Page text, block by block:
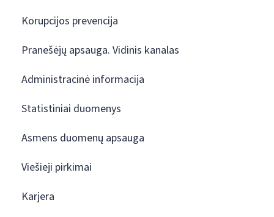
Korupcijos prevencija
Pranešėjų apsauga. Vidinis kanalas
Administracinė informacija
Statistiniai duomenys
Asmens duomenų apsauga
Viešieji pirkimai
Karjera